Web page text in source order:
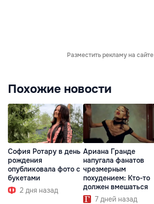
Разместить рекламу на сайте
Похожие новости
София Ротару в день
рождения
опубликовала фото с
букетами
2 дня назад
Ариана Гранде
напугала фанатов
чрезмерным
похудением: Кто-то
должен вмешаться
7 дней назад